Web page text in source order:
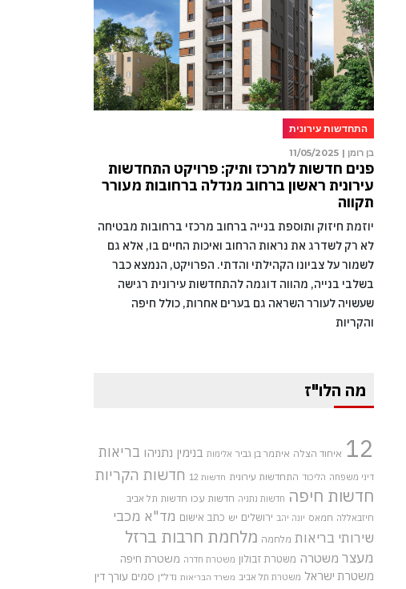
התחדשות עירונית
בן רומן | 11/05/2025
פנים חדשות למרכז ותיק: פרויקט התחדשות
עירונית ראשון ברחוב מנדלה ברחובות מעורר
תקווה
יוזמת חיזוק ותוספת בנייה ברחוב מרכזי ברחובות מבטיחה
לא רק לשדרג את נראות הרחוב ואיכות החיים בו, אלא גם
לשמור על צביונו הקהילתי והדתי. הפרויקט, הנמצא כבר
בשלבי בנייה, מהווה דוגמה להתחדשות עירונית רגישה
שעשויה לעורר השראה גם בערים אחרות, כולל חיפה
והקריות
מה הלו"ז
12 איחוד הצלה איתמר בן גביר אלימות בנימין נתניהו בריאות
דיני משפחה הליכוד התחדשות עירונית חדשות 12 חדשות הקריות
חדשות חיפה חדשות נתניה חדשות עכו חדשות תל אביב
חיזבאללה חמאס יונה יהב ירושלים יש כתב אישום מד"א מכבי
שירותי בריאות מלחמה מלחמת חרבות ברזל
מעצר משטרה משטרת זבולון משטרת חדרה משטרת חיפה
משטרת ישראל משטרת תל אביב משרד הבריאות נדל"ן סמים עורך דין